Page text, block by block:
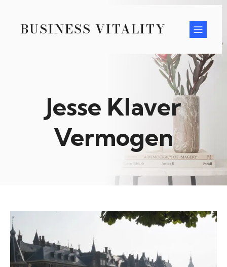
BUSINESS VITALITY
Jesse Klaver
Vermogen